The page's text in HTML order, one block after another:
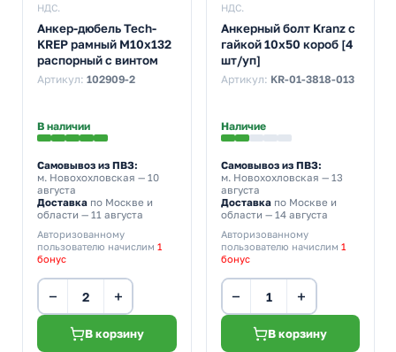
НДС.
Анкер-дюбель Tech-
KREP рамный М10х132
распорный с винтом
Артикул: 102909-2
В наличии
Самовывоз из ПВЗ:
м. Новохохловская — 10
августа
Доставка по Москве и
области — 11 августа
Авторизованному
пользователю начислим 1
бонус
− +
В корзину
НДС.
Анкерный болт Kranz с
гайкой 10х50 короб [4
шт/уп]
Артикул: KR-01-3818-013
Наличие
Самовывоз из ПВЗ:
м. Новохохловская — 13
августа
Доставкапо Москве и
области — 14 августа
Авторизованному
пользователю начислим 1
бонус
− +
В корзину